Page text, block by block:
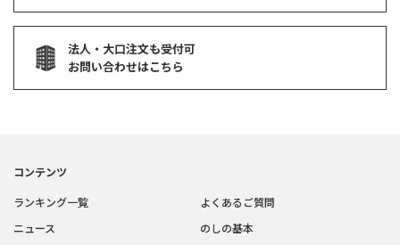
法人・大口注文も受付可
お問い合わせはこちら
コンテンツ
ランキング一覧
ニュース
よくあるご質問
のしの基本